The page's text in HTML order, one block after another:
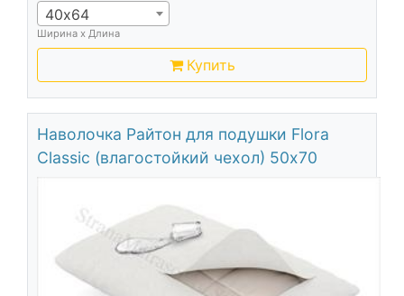
40х64
Ширина х Длина
Купить
Наволочка Райтон для подушки Flora
Classic (влагостойкий чехол) 50х70